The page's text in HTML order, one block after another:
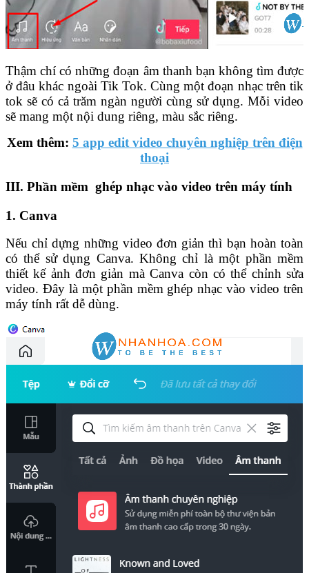
Thậm chí có những đoạn âm thanh bạn không tìm được
ở đâu khác ngoài Tik Tok. Cùng một đoạn nhạc trên tik
tok sẽ có cả trăm ngàn người cùng sử dụng. Mỗi video
sẽ mang một nội dung riêng, màu sắc riêng.
Xem thêm: 5 app edit video chuyên nghiệp trên điện
thoại
III. Phần mềm ghép nhạc vào video trên máy tính
1. Canva
Nếu chỉ dựng những video đơn giản thì bạn hoàn toàn
có thể sử dụng Canva. Không chỉ là một phần mềm
thiết kế ảnh đơn giản mà Canva còn có thể chỉnh sửa
video. Đây là một phần mềm ghép nhạc vào video trên
máy tính rất dễ dùng.